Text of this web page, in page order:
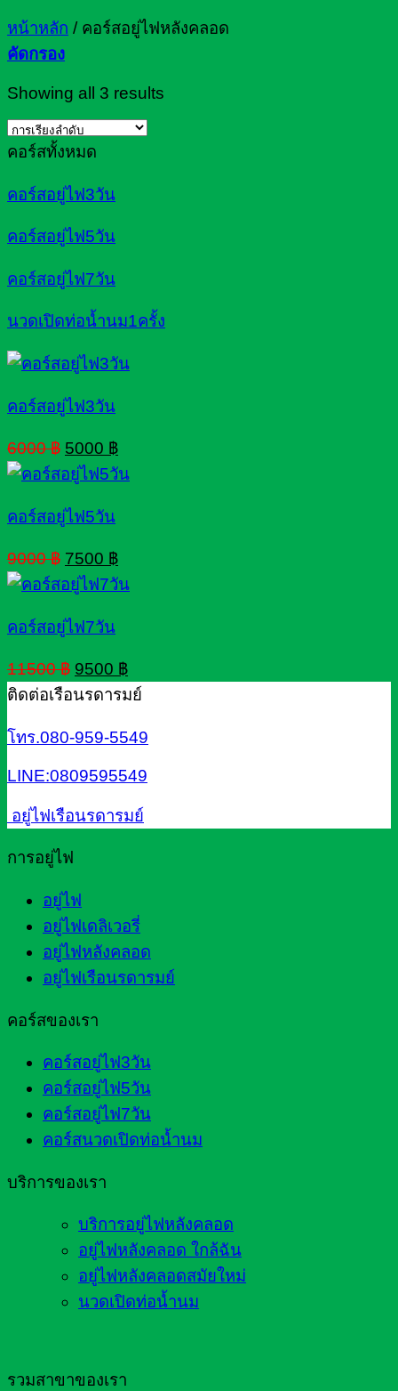
หน้าหลัก /คอร์สอยู่ไฟหลังคลอด
คัดกรอง
Showing all 3 results
คอร์สทั้งหมด
คอร์สอยู่ไฟ3วัน
คอร์สอยู่ไฟ5วัน
คอร์สอยู่ไฟ7วัน
นวดเปิดท่อน้ำนม1ครั้ง
คอร์สอยู่ไฟ3วัน
6000฿ Original
price
was:
6000 ฿.
5000 ฿
price
is:
คอร์สอยู่ไฟ5วัน
9000฿ Original
price
was:
9000 ฿.
7500 ฿Current
price
is:
คอร์สอยู่ไฟ7วัน
11500฿ Original
price
was:
11500 ฿.
9500 ฿Current
price
is:
9500 ฿.
ติดต่อเรือนรดารมย์
โทร.080-959-5549
LINE:0809595549
อยู่ไฟเรือนรดารมย์
การอยู่ไฟ
อยู่ไฟ
อยู่ไฟเดลิเวอรี่
อยู่ไฟหลังคลอด
อยู่ไฟเรือนรดารมย์
คอร์สของเรา
คอร์สอยู่ไฟ3วัน
คอร์สอยู่ไฟ5วัน
คอร์สอยู่ไฟ7วัน
คอร์สนวดเปิดท่อน้ำนม
บริการของเรา
บริการอยู่ไฟหลังคลอด
อยู่ไฟหลังคลอด ใกล้ฉัน
อยู่ไฟหลังคลอดสมัยใหม่
นวดเปิดท่อน้ำนม
รวมสาขาของเรา